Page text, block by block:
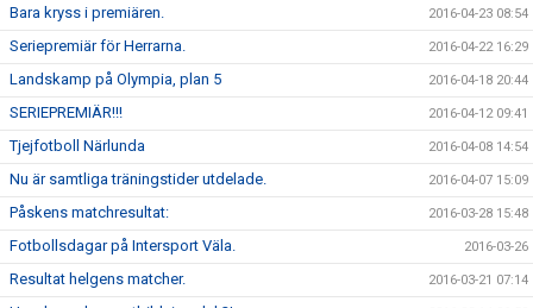
Bara kryss i premiären. 2016-04-23 08:54
Seriepremiär för Herrarna. 2016-04-22 16:29
Landskamp på Olympia, plan 5 2016-04-18 20:44
SERIEPREMIÄR!!! 2016-04-12 09:41
Tjejfotboll Närlunda 2016-04-08 14:54
Nu är samtliga träningstider utdelade. 2016-04-07 15:09
Påskens matchresultat: 2016-03-28 15:48
Fotbollsdagar på Intersport Väla. 2016-03-26
Resultat helgens matcher. 2016-03-21 07:14